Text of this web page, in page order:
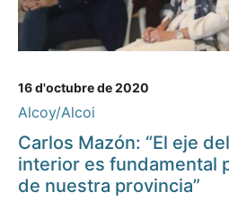
16 d'octubre de 2020
Alcoy/Alcoi
Carlos Mazón: “El eje
interior es fundamental
de nuestra provincia”